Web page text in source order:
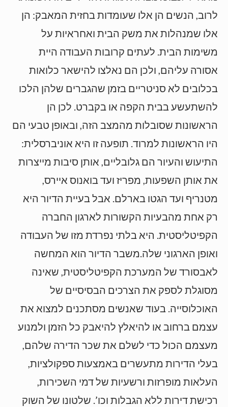
לרוב, הנשים הן אלו שעומדות בחזית המאבק: הן
אלו שמנהלות את משק הבית ואחראיות על
משימות הבית. לעתים קרובות העבודה היית
אסורה עליהם, ולכן הם נאלצו להישאר כלואות
בכלובים לא סניטריים בזמן שהגברים שלהן הלכו
להשתעשע בבית הקפה או בקברט. לכן הן
הראשונות שסובלות מהמצב הזה, ובאופן טבעי הם
היו הראשונות למרוד. תופעה זו היא אוניברסלית:
התיעוש והעיור הם גלובליים, אותן סיבות מייצרות
את אותן השפעות, מפריז ועד בואנוס איירס,
מטנריף ועד הגטו בארלם. אבל בעיית הדיור היא
רק אחת מהבעיות הקשורות לארגון החברה
הקפיטליסטית. היא בלתי נפרדת מזו של העבודה
ואופן הארגוני שלה.משבר הדיור הוא המחשה
לאבסורד של המערכת הקפיטליסטית, שאינה
מסוגלת לספק את הצרכים הבסיסיים של
האוכלוסייה. בעוד שאנשים מסתכנים למצוא את
עצמם ברחוב או להיאלץ להיאבק כל הזמן ולמנוע
מעצמם הכול כדי לשלם את שכר הדירה שלהם,
בעלי הדירות מתעשרים באמצעות ספקולציות,
העלאות מופרזות ורשעיות של דמי השכירות,
רכישת דירות ללא הגבלות וכו’. שלטונו של השוק